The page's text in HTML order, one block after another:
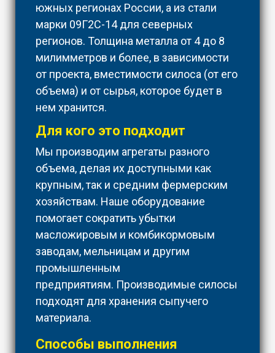
южных регионах России, а из стали
марки 09Г2С-14 для северных
регионов. Толщина металла от 4 до 8
милимметров и более, в зависимости
от проекта, вместимости силоса (от его
объема) и от сырья, которое будет в
нем хранится.
Для кого это подходит
Мы производим агрегаты разного
объема, делая их доступными как
крупным, так и средним фермерским
хозяйствам. Наше оборудование
помогает сократить убытки
масложировым и комбикормовым
заводам, мельницам и другим
промышленным
предприятиям. Производимые силосы
подходят для хранения сыпучего
материала.
Способы выполнения